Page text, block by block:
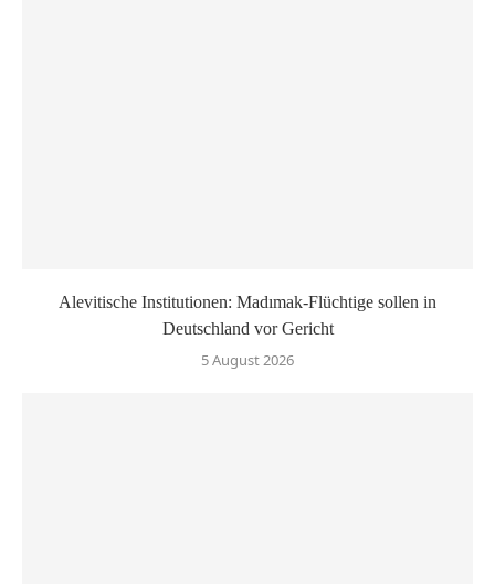
Alevitische Institutionen: Madımak-Flüchtige sollen in
Deutschland vor Gericht
5 August 2026